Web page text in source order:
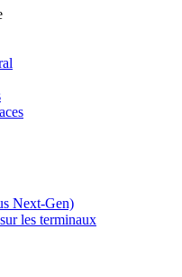
Next-Gen)
les terminaux